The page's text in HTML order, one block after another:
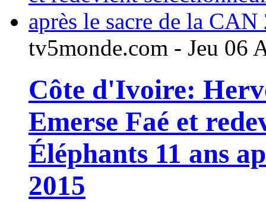
tv5monde.com - Jeu 06
Côte d'Ivoire:
Emerse Faé et
Éléphants 11 ans
2015